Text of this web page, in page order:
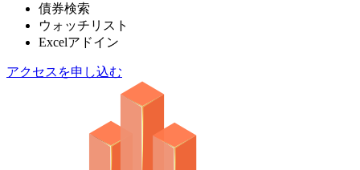
債券検索
ウォッチリスト
Excelアドイン
アクセスを申し込む